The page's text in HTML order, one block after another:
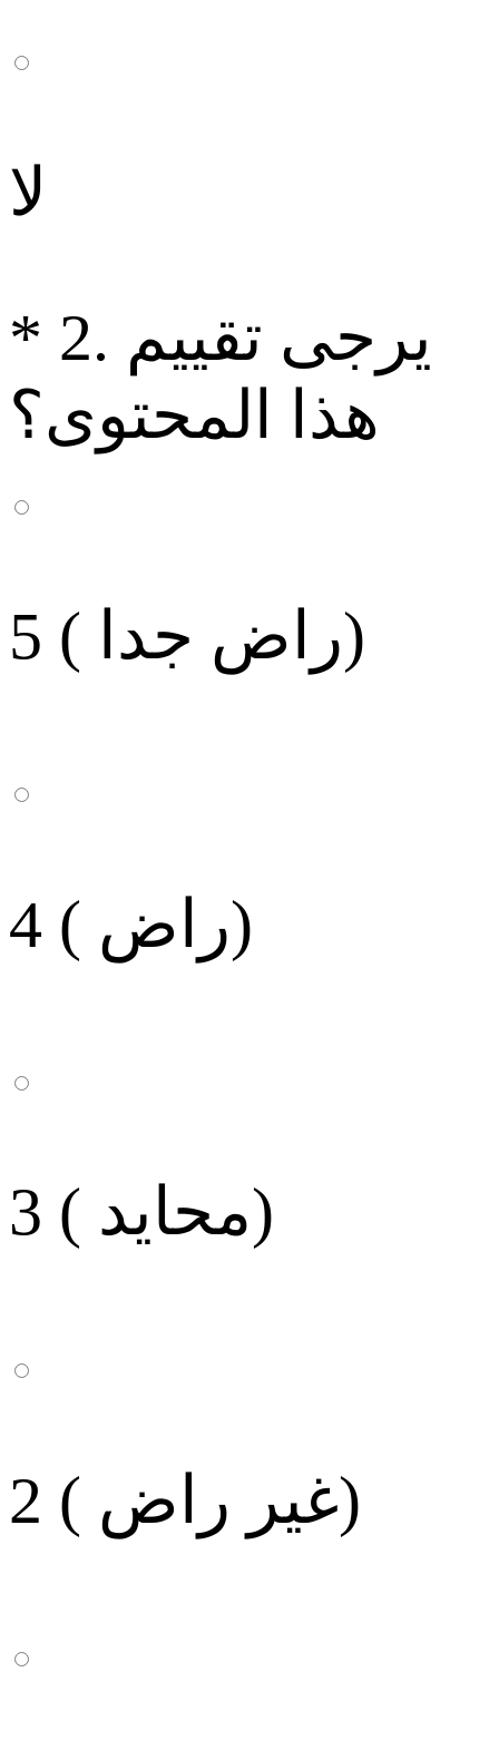
لا
* 2. يرجى تقييم
هذا المحتوى؟
5 ( راض جدا)
4 ( راض)
3 ( محايد)
2 ( غير راض)